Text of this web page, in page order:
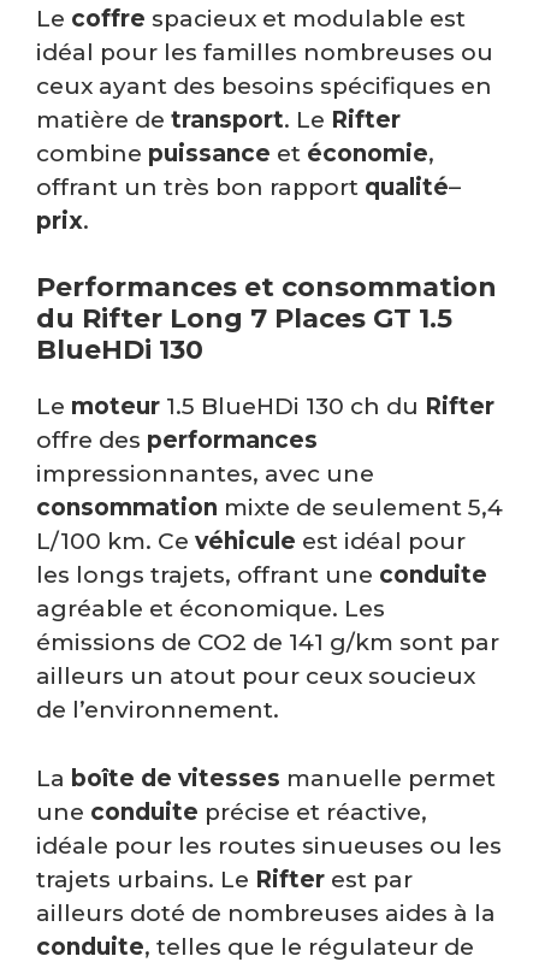
Le coffre spacieux et modulable est
idéal pour les familles nombreuses ou
ceux ayant des besoins spécifiques en
matière de transport. Le Rifter
combine puissance et économie,
offrant un très bon rapport qualité–
prix.
Performances et consommation
du Rifter Long 7 Places GT 1.5
BlueHDi 130
Le moteur 1.5 BlueHDi 130 ch du Rifter
offre des performances
impressionnantes, avec une
consommation mixte de seulement 5,4
L/100 km. Ce véhicule est idéal pour
les longs trajets, offrant une conduite
agréable et économique. Les
émissions de CO2 de 141 g/km sont par
ailleurs un atout pour ceux soucieux
de l’environnement.
La boîte de vitesses manuelle permet
une conduite précise et réactive,
idéale pour les routes sinueuses ou les
trajets urbains. Le Rifter est par
ailleurs doté de nombreuses aides à la
conduite, telles que le régulateur de